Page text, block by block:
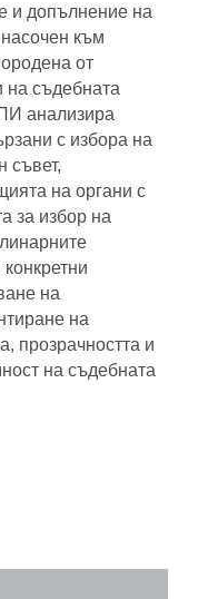
и допълнение на
към
от
на съдебната
анализира
с избора на
съвет,
на органи с
за избор на
на
на
прозрачността и
на съдебната